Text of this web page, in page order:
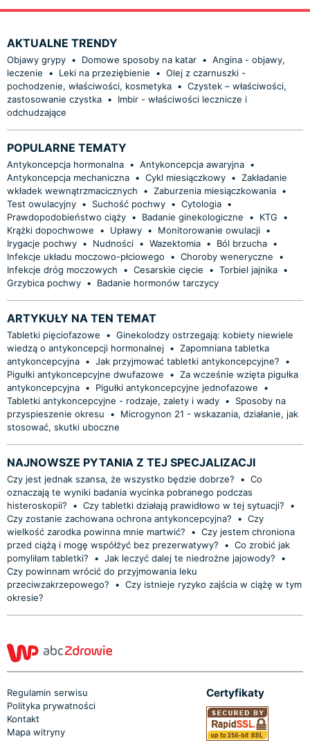
AKTUALNE TRENDY
Objawy grypy • Domowe sposoby na katar • Angina - objawy,
leczenie
• Leki na przeziębienie • Olej z czarnuszki -
pochodzenie, właściwości, kosmetyka • Czystek – właściwości,
zastosowanie czystka •
Imbir - właściwości lecznicze i
odchudzające
POPULARNE TEMATY
Antykoncepcja hormonalna • Antykoncepcja awaryjna •
Antykoncepcja mechaniczna • Cykl miesiączkowy • Zakładanie
wkładek wewnątrzmacicznych
• Zaburzenia miesiączkowania •
Test owulacyjny • Suchość pochwy • Cytologia •
Prawdopodobieństwo ciąży • Badanie ginekologiczne • KTG
•
Krążki dopochwowe
• Upławy • Monitorowanie owulacji •
Irygacje pochwy • Nudności • Wazektomia • Ból brzucha •
Infekcje układu moczowo-płciowego
• Choroby weneryczne
•
Infekcje dróg moczowych
• Cesarskie cięcie • Torbiel jajnika •
Grzybica pochwy • Badanie hormonów tarczycy
ARTYKUŁY NA TEN TEMAT
Tabletki pięciofazowe • Ginekolodzy ostrzegają: kobiety niewiele
wiedzą o antykoncepcji hormonalnej • Zapomniana tabletka
antykoncepcyjna • Jak przyjmować tabletki antykoncepcyjne?
•
Pigułki antykoncepcyjne dwufazowe
• Za wcześnie wzięta pigułka
antykoncepcyjna • Pigułki antykoncepcyjne jednofazowe
•
Tabletki antykoncepcyjne - rodzaje, zalety i wady •
Sposoby na
przyspieszenie okresu
•
Microgynon 21 - wskazania, działanie, jak
stosować, skutki uboczne
NAJNOWSZE PYTANIA Z TEJ SPECJALIZACJI
Czy jest jednak szansa, że wszystko będzie dobrze? • Co
oznaczają te wyniki badania wycinka pobranego podczas
histeroskopii?
• Czy tabletki działają prawidłowo w tej sytuacji?
•
Czy zostanie zachowana ochrona antykoncepcyjna?
• Czy
wielkość zarodka powinna mnie martwić?
• Czy jestem chroniona
przed ciążą i mogę współżyć bez prezerwatywy?
• Co zrobić jak
pomyliłam tabletki?
• Jak leczyć dalej te niedrożne jajowody?
•
Czy powinnam wrócić do przyjmowania leku
przeciwzakrzepowego?
• Czy istnieje ryzyko zajścia w ciążę w tym
okresie?
Regulamin serwisu
Polityka prywatności
Kontakt
Mapa witryny
Certyfikaty